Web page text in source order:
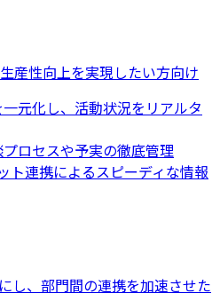
産性向上を実現したい方向け
元化し、活動状況をリアルタ
ロセスや予実の徹底管理
ト連携によるスピーディな情報
し、部門間の連携を加速させた